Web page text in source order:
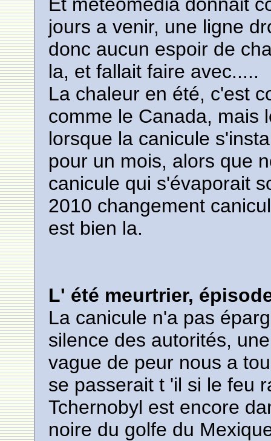
jours a venir, une ligne
donc aucun espoir de
la, et fallait faire avec.....
La chaleur en été, c'est
comme le Canada, mais
lorsque la canicule
pour un mois, alors que
canicule qui s'évaporait
2010 changement
est bien la.
L' été meurtrier,
La canicule n'a pas
silence des autorités,
vague de peur nous a
se passerait t 'il si le feu
Tchernobyl est encore
noire du golfe du